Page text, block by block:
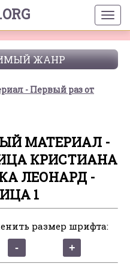
ЖАНР
- Первый раз от
МАТЕРИАЛ -
КРИСТИАНА
ЛЕОНАРД -
1
размер шрифта: